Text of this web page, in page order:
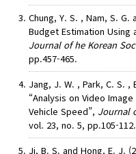
Chung, Y. S. , Nam, S. G.
Budget Estimation Using
Journal of he Korean
pp.457-465.
Jang, J. W. , Park, C. S. ,
“Analysis on Video
Vehicle Speed”, Journal
vol. 23, no. 5, pp.105-112.
Ji, B. S. and Hong, E. J.